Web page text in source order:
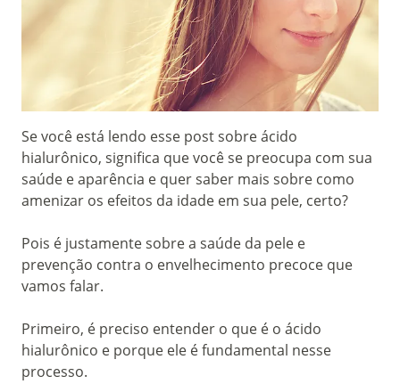
Se você está lendo esse post sobre ácido
hialurônico, significa que você se preocupa com sua
saúde e aparência e quer saber mais sobre como
amenizar os efeitos da idade em sua pele, certo?
Pois é justamente sobre a saúde da pele e
prevenção contra o envelhecimento precoce que
vamos falar.
Primeiro, é preciso entender o que é o ácido
hialurônico e porque ele é fundamental nesse
processo.